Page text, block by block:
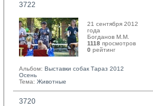
3722
21 сентября 2012
года
Богданов М.М.
1118 просмотров
0 рейтинг
Альбом: Выставки собак Тараз 2012
Осень
Тема: Животные
3720